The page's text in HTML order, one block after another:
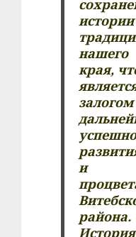
нашего
края,
залогом
и
района.
История